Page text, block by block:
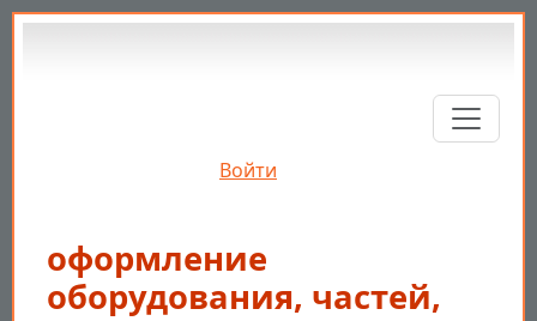
Перейти к основному содержанию
Войти
оформление
оборудования, частей,